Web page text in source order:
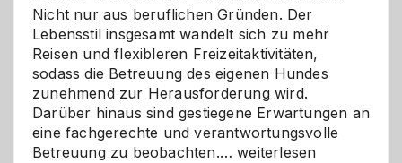
Nicht nur aus beruflichen Gründen. Der
Lebensstil insgesamt wandelt sich zu mehr
Reisen und flexibleren Freizeitaktivitäten,
sodass die Betreuung des eigenen Hundes
zunehmend zur Herausforderung wird.
Darüber hinaus sind gestiegene Erwartungen an
eine fachgerechte und verantwortungsvolle
Betreuung zu beobachten.…Betreuung
weiterlesen